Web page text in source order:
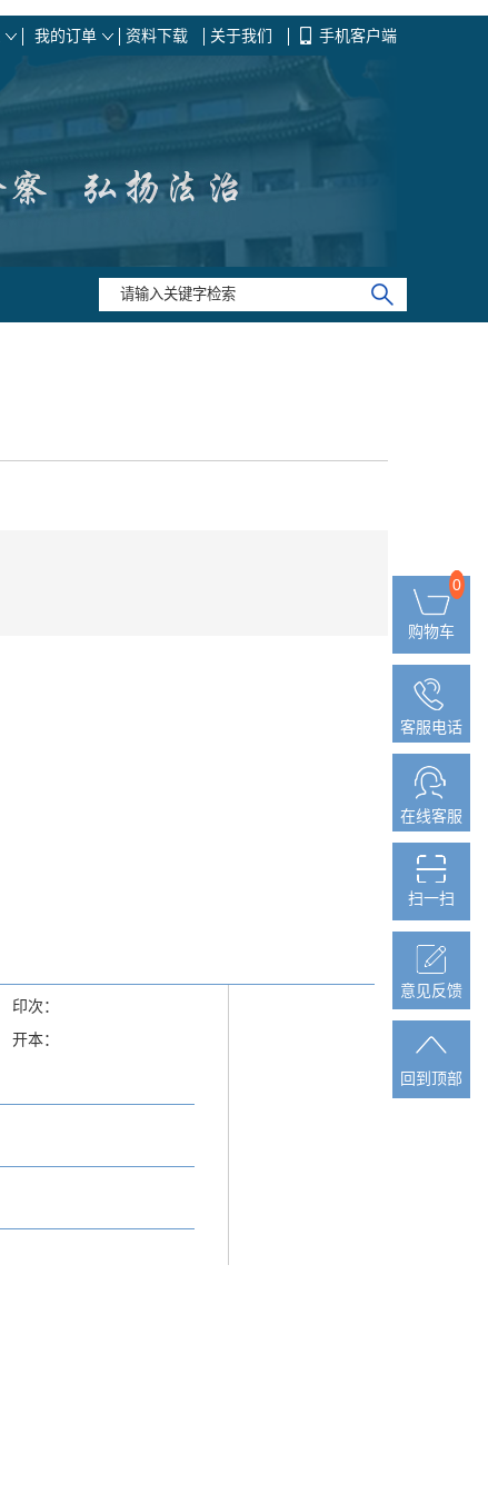
我的订单 资料下载 关于我们 手机客户端
印次：
开本：
0
购物车
客服电话
在线客服
扫一扫
意见反馈
回到顶部
0
购物车
客服电话
在线客服
扫一扫
意见反馈
回到顶部